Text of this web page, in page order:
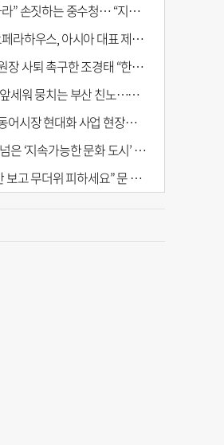
짓하는 중수청… “지켜보자” 머뭇대는 검찰
우스, 아시아 대표 제작 극장 지향해야”
퇴 촉구한 조경태 “한동훈 제명 철회해야”
는 부산 친노…전대 결과가 부산 민주 세력 판도 바꾼다
장 현대화 사업 현장서 오염토 발견
가능한 문화 도시’ 원동력은 시민 지지 [부산은 열려 있다]
무더위 피하세요” 문 활짝 연 은행·마트